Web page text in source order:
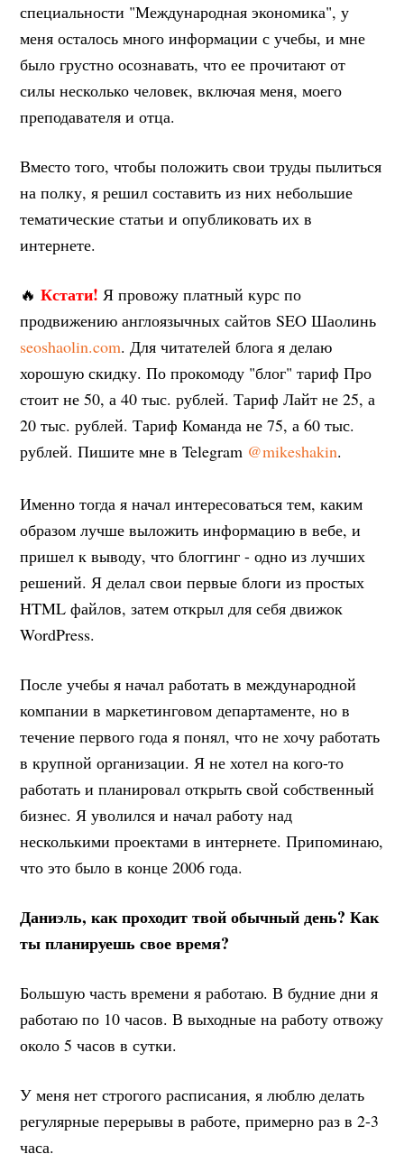
специальности "Международная экономика", у
меня осталось много информации с учебы, и мне
было грустно осознавать, что ее прочитают от
силы несколько человек, включая меня, моего
преподавателя и отца.
Вместо того, чтобы положить свои труды пылиться
на полку, я решил составить из них небольшие
тематические статьи и опубликовать их в
интернете.
🔥Кстати! Я провожу платный курс по
продвижению англоязычных сайтов SEO Шаолинь
seoshaolin.com. Для читателей блога я делаю
хорошую скидку. По прокомоду "блог" тариф Про
стоит не 50, а 40 тыс. рублей. Тариф Лайт не 25, а
20 тыс. рублей. Тариф Команда не 75, а 60 тыс.
рублей. Пишите мне в Telegram @mikeshakin.
Именно тогда я начал интересоваться тем, каким
образом лучше выложить информацию в вебе, и
пришел к выводу, что блоггинг - одно из лучших
решений. Я делал свои первые блоги из простых
HTML файлов, затем открыл для себя движок
WordPress.
После учебы я начал работать в международной
компании в маркетинговом департаменте, но в
течение первого года я понял, что не хочу работать
в крупной организации. Я не хотел на кого-то
работать и планировал открыть свой собственный
бизнес. Я уволился и начал работу над
несколькими проектами в интернете. Припоминаю,
что это было в конце 2006 года.
Даниэль, как проходит твой обычный день? Как
ты планируешь свое время?
Большую часть времени я работаю. В будние дни я
работаю по 10 часов. В выходные на работу отвожу
около 5 часов в сутки.
У меня нет строгого расписания, я люблю делать
регулярные перерывы в работе, примерно раз в 2-3
часа.